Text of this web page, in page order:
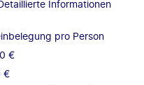
Informationen
pro Person
€
€